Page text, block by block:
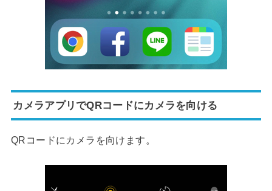
カメラアプリでQRコードにカメラを向ける
QRコードにカメラを向けます。